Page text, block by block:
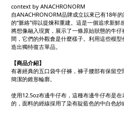
context by ANACHRONORM
自ANACHRONORM品牌成立以來已有18年
的“脈絡”得以提煉和重建。這是一個追求新鮮
將想像融入現實，展示了一條原始狀態的牛
間，它們的外觀會是什麼樣子。利用這些模
造出獨特復古單品。
【商品介紹】
有著經典的五口袋牛仔褲，褲子腰部有保留
簡潔的錐形輪廓。
使用12.5oz布邊牛仔布，這種布邊牛仔布是
的，面料的經線採用了染有靛藍色的中白色紗